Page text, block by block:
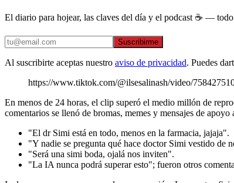
El diario para hojear, las claves del día y el podcast ☕ —
Suscribirme
Al suscribirte aceptas nuestro aviso de privacidad. Puedes
https://www.tiktok.com/@ilsesalinash/video/
En menos de 24 horas, el clip superó el medio millón de
comentarios se llenó de bromas, memes y mensajes de apoyo
"El dr Simi está en todo, menos en la farmacia, jajaja".
"Y nadie se pregunta qué hace doctor Simi vestido de
"Será una simi boda, ojalá nos inviten".
"La IA nunca podrá superar esto"; fueron otros